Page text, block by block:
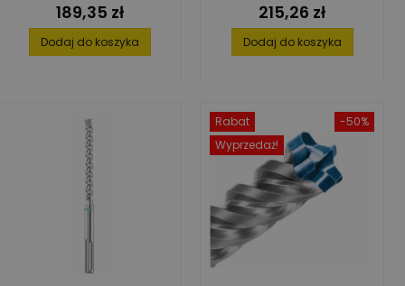
Cena
189,35 zł
Dodaj do koszyka
Cena
215,26 zł
Dodaj do koszyka
-50%
Rabat
Wyprzedaż!